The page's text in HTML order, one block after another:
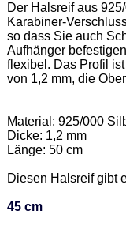
Der Halsreif aus
Karabiner-
so dass Sie auch
Aufhänger
flexibel. Das Profil
von 1,2 mm, die
Material: 925/000
Dicke: 1,2 mm
Länge: 50 cm
Diesen Halsreif gibt
45 cm